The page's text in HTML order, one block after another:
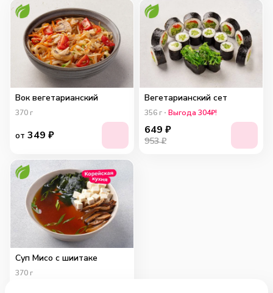
Вок вегетарианский
370 г
от 349 ₽
Вегетарианский сет
356 г Выгода 304₽!
649 ₽
953 ₽
Суп Мисо с шиитаке
370 г